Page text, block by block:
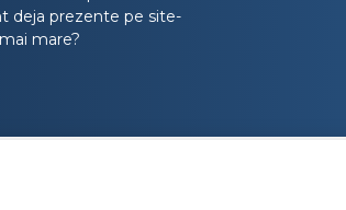
deja prezente pe site-
mare?